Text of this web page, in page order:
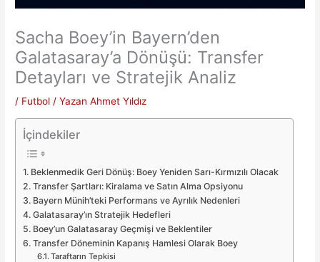
Sacha Boey’in Bayern’den
Galatasaray’a Dönüşü: Transfer
Detayları ve Stratejik Analiz
/ Futbol / Yazan Ahmet Yıldız
İçindekiler
Beklenmedik Geri Dönüş: Boey Yeniden Sarı-Kırmızılı Olacak
Transfer Şartları: Kiralama ve Satın Alma Opsiyonu
Bayern Münih’teki Performans ve Ayrılık Nedenleri
Galatasaray’ın Stratejik Hedefleri
Boey’un Galatasaray Geçmişi ve Beklentiler
Transfer Döneminin Kapanış Hamlesi Olarak Boey
Taraftarın Tepkisi